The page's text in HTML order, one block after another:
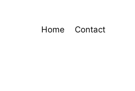
Home Contact